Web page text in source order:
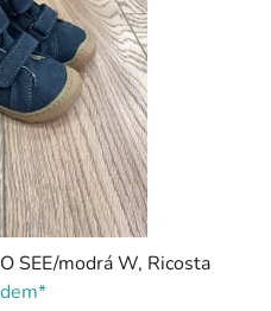
SEE/modrá W, Ricosta